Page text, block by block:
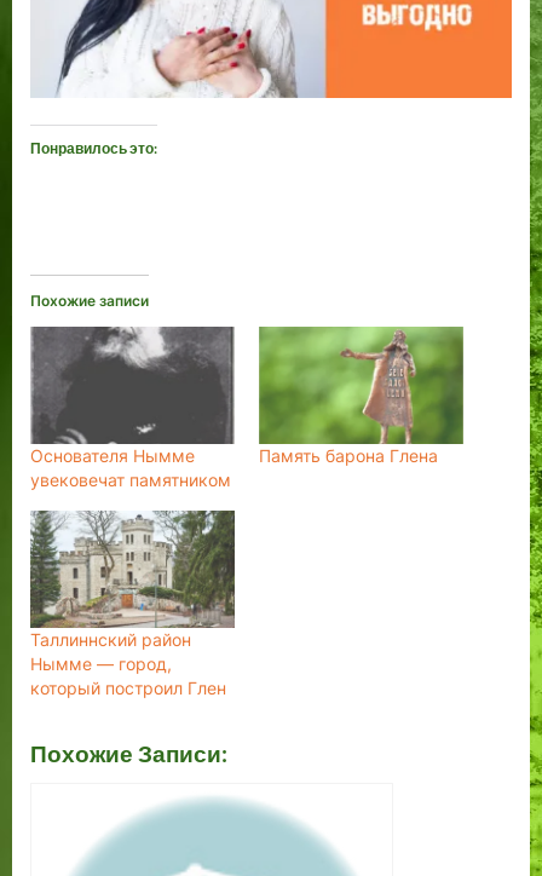
Понравилось это:
Похожие записи
Основателя Нымме
увековечат памятником
Память барона Глена
Таллиннский район
Нымме — город,
который построил Глен
Похожие Записи: